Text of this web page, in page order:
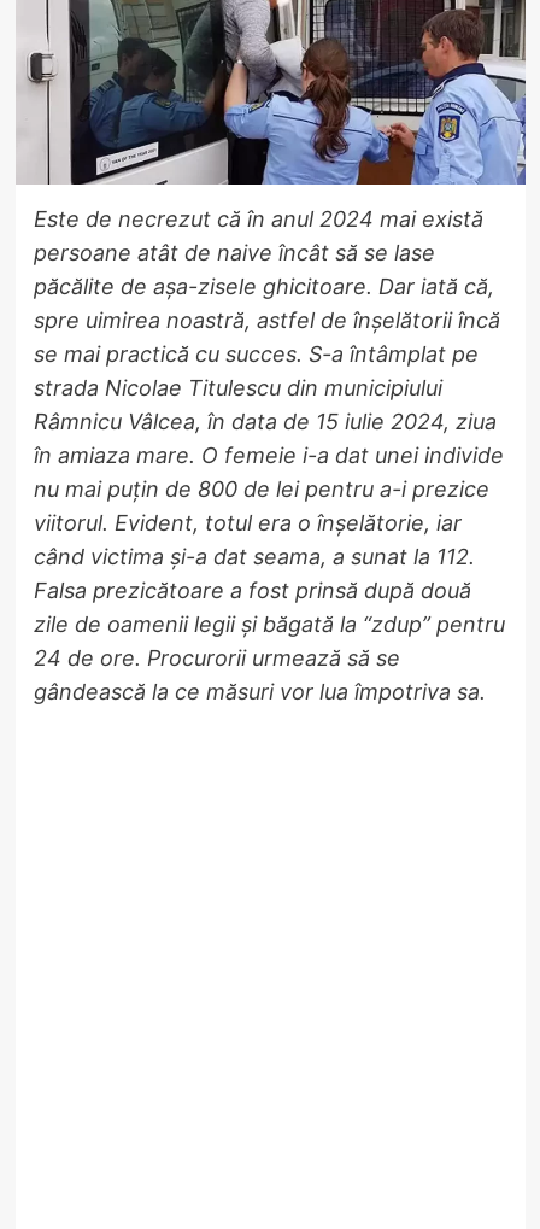
Este de necrezut că în anul 2024 mai există
persoane atât de naive încât să se lase
păcălite de așa-zisele ghicitoare. Dar iată că,
spre uimirea noastră, astfel de înșelătorii încă
se mai practică cu succes. S-a întâmplat pe
strada Nicolae Titulescu din municipiului
Râmnicu Vâlcea, în data de 15 iulie 2024, ziua
în amiaza mare. O femeie i-a dat unei individe
nu mai puțin de 800 de lei pentru a-i prezice
viitorul. Evident, totul era o înșelătorie, iar
când victima și-a dat seama, a sunat la 112.
Falsa prezicătoare a fost prinsă după două
zile de oamenii legii și băgată la “zdup” pentru
24 de ore. Procurorii urmează să se
gândească la ce măsuri vor lua împotriva sa.